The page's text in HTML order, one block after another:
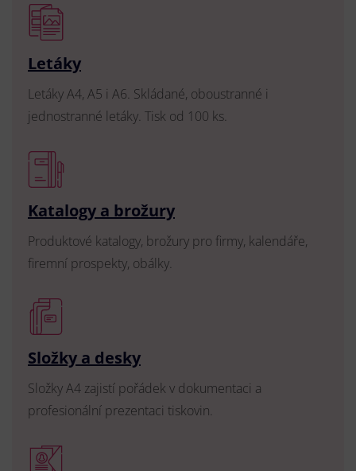
Letáky
Letáky A4, A5 i A6. Skládané, oboustranné i
jednostranné letáky. Tisk od 100 ks.
Katalogy a brožury
Produktové katalogy, brožury pro firmy, kalendáře,
firemní prospekty, obálky.
Složky a desky
Složky A4 zajistí pořádek v dokumentaci a
profesionální prezentaci tiskovin.